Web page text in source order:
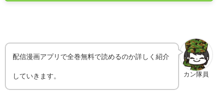
カン隊員
配信漫画アプリで全巻無料で読めるのか詳しく紹介
していきます。